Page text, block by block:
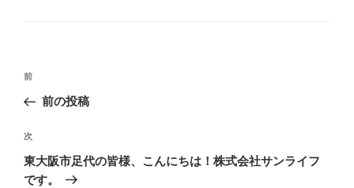
投
ナ
ビ
ゲ
ー
過
去
投
稿
前
前の投稿
次
の
投
次
東大阪市足代の皆様、こんにちは！株式会社サンライフ
です。